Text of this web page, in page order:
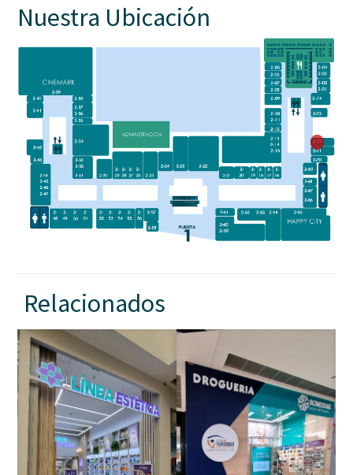
Nuestra Ubicación
Relacionados